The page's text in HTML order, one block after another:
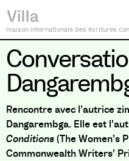
maison internationale des écritures
Rencontre avec l’autrice
Dangarembga. Elle est
Conditions(The Women’s
Commonwealth Writers’